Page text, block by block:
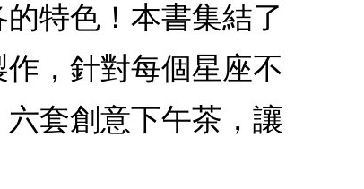
特色！本書集結了
，針對每個星座不
套創意下午茶，讓